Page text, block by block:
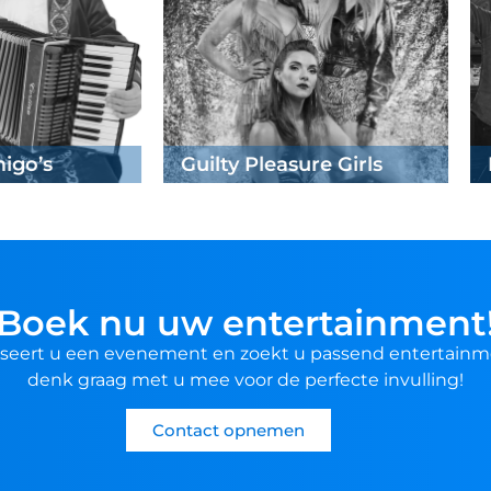
Boek nu uw
u een evenement en zoekt u passend
denk graag met u mee voor de perfecte invulling!
Contact opnemen